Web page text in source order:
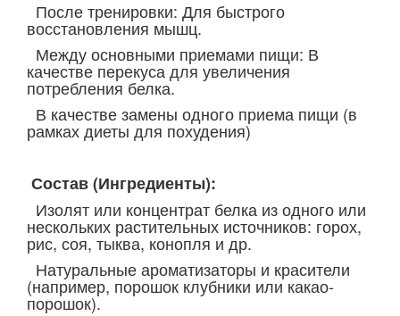
После тренировки: Для быстрого
восстановления мышц.
Между основными приемами пищи: В
качестве перекуса для увеличения
потребления белка.
В качестве замены одного приема пищи (в
рамках диеты для похудения)
Состав (Ингредиенты):
Изолят или концентрат белка из одного или
нескольких растительных источников: горох,
рис, соя, тыква, конопля и др.
Натуральные ароматизаторы и красители
(например, порошок клубники или какао-
порошок).